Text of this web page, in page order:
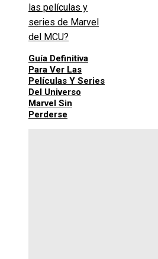
Guía Definitiva
Para Ver Las
Películas Y Series
Del Universo
Marvel Sin
Perderse